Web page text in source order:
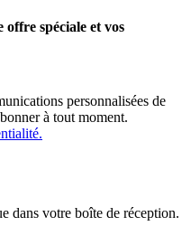
spéciale et vos
personnalisées de
à tout moment.
dans votre boîte de réception.